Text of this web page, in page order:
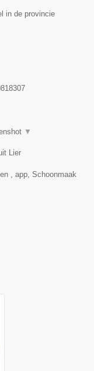
in de provincie
▼
Lier
, app, Schoonmaak